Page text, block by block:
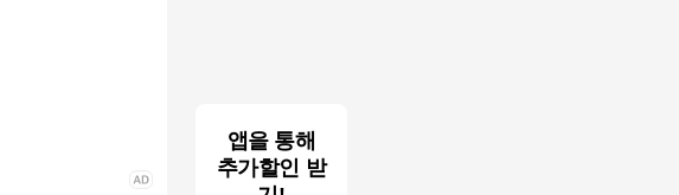
앱을 통해
추가할인 받